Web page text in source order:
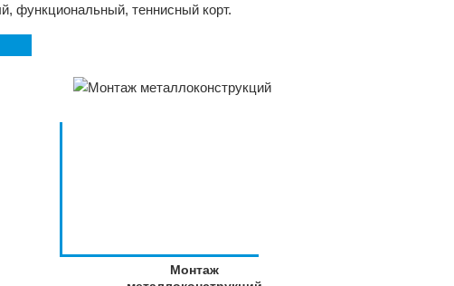
функциональный, теннисный корт.
Монтаж